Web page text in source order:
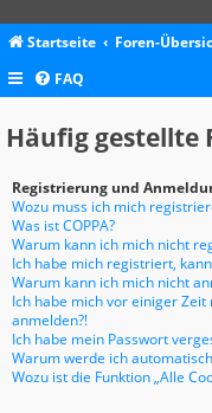
Startseite Foren-
FAQ
Häufig gestellte
Registrierung und
Wozu muss ich mich
Was ist COPPA?
Warum kann ich mich nicht
Ich habe mich registriert,
Warum kann ich mich nicht
Ich habe mich vor einiger
anmelden?!
Ich habe mein Passwort
Warum werde ich
Wozu ist die Funktion „Alle